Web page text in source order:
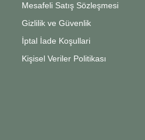
Mesafeli Satış Sözleşmesi
Gizlilik ve Güvenlik
İptal İade Koşullari
Kişisel Veriler Politikası